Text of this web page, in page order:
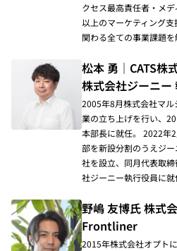
クセス最高責任者・メ
以上のマーケティング
関わる全ての事業課題を
松本 勇｜CATS株
株式会社ジーニー
2005年8月株式会社マ
業の立ち上げを行い、
本部長に就任。 2022年
部を新設分割のうえジ
社を設立、同月代表取
社ジーニー執行役員に就
野嶋 友博氏 株式
Frontliner
2015年株式会社オプト